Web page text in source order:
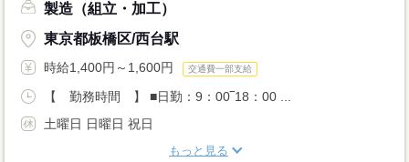
製造（組立・加工）
東京都板橋区/西台駅
時給1,400円～1,600円 交通費一部支給
【 勤務時間 】 ■日勤：9：00‾18：00 ...
土曜日 日曜日 祝日
もっと見る